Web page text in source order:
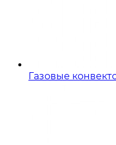
Газовые